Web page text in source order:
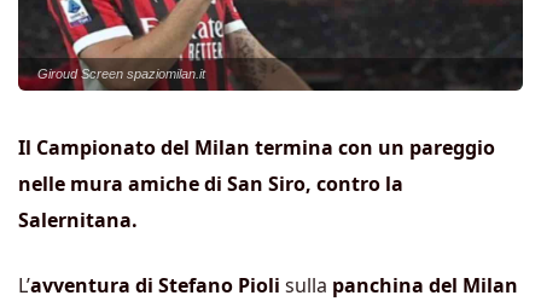
Giroud Screen spaziomilan.it
Il Campionato del Milan termina con un pareggio
nelle mura amiche di San Siro, contro la
Salernitana.
L’avventura di Stefano Pioli sulla panchina del Milan